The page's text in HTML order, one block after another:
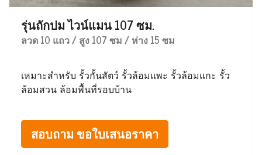
รุ่นถักปม ไวน์แมน 107 ซม.
ลวด 10 แถว / สูง 107 ซม / ห่าง 15 ซม
เหมาะสำหรับ รั้วกั้นสัตว์ รั้วล้อมแพะ รั้วล้อมแกะ รั้ว
ล้อมสวน ล้อมพื้นที่รอบบ้าน
สอบถาม ขอใบเสนอราคา